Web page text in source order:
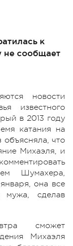
к
не сообщает
новости
известного
в 2013 году
катания на
что
Михаэля, и
Шумахера,
она все
мужа, сделав
сможет
Михаэля